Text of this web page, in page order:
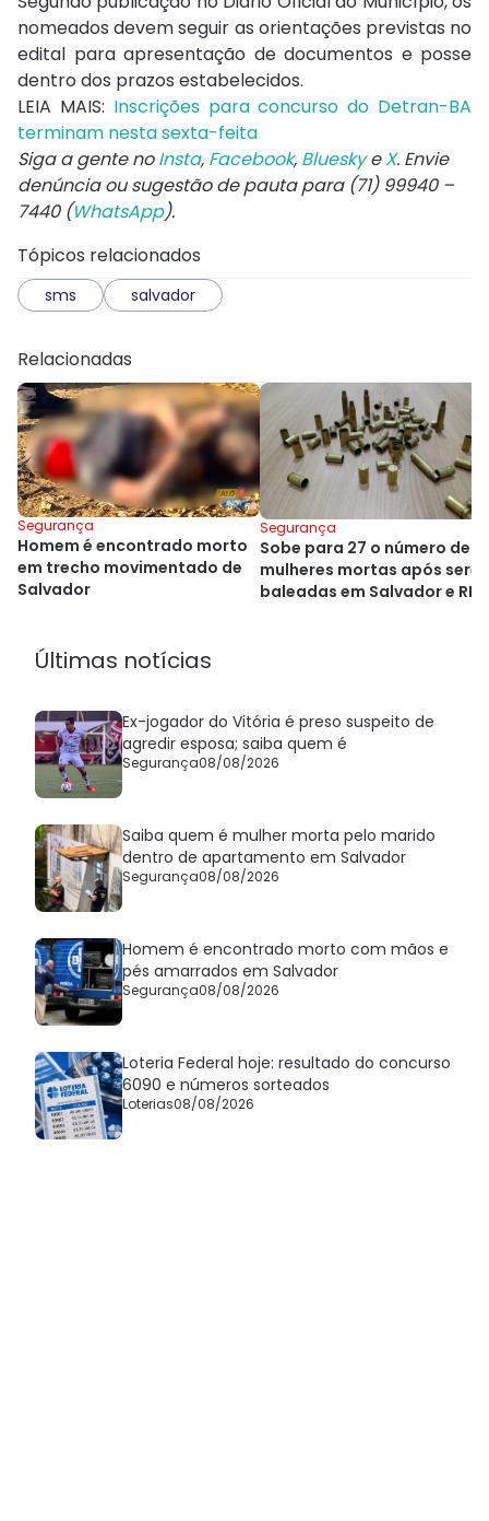
nomeados devem seguir as orientações previstas no
edital para apresentação de documentos e posse
dentro dos prazos estabelecidos.
LEIA MAIS: Inscrições para concurso do Detran-BA
terminam nesta sexta-feita
Siga a gente noInsta, Facebook, BlueskyeX. Envie
denúncia ou sugestão de pauta para (71) 99940 –
7440 (WhatsApp).
Tópicos relacionados
sms salvador
Relacionadas
Segurança
Homem é encontrado morto
em trecho movimentado de
Salvador
Segurança
Sobe para 27 o número de
mulheres mortas após
baleadas em Salvador e
Últimas notícias
Ex-jogador do Vitória é preso suspeito de
agredir esposa; saiba quem é
Segurança08/08/2026
Saiba quem é mulher morta pelo marido
dentro de apartamento em Salvador
Segurança08/08/2026
Homem é encontrado morto com mãos e
pés amarrados em Salvador
Segurança08/08/2026
Loteria Federal hoje: resultado do concurso
6090 e números sorteados
Loterias08/08/2026